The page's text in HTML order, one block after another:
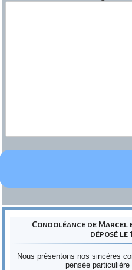
Condoléance de
déposé le
Nous présentons nos sincères
pensée